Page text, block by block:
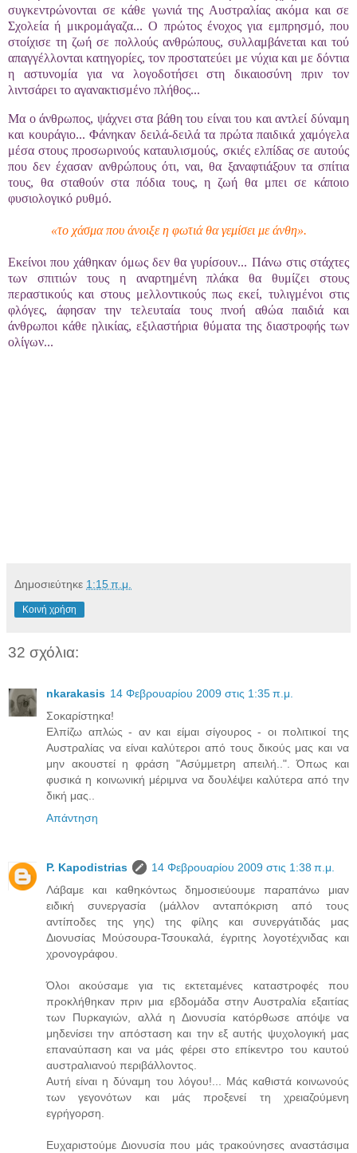
συγκεντρώνονται σε κάθε γωνιά της Αυστραλίας ακόμα και σε
Σχολεία ή μικρομάγαζα... Ο πρώτος ένοχος για εμπρησμό, που
στοίχισε τη ζωή σε πολλούς ανθρώπους, συλλαμβάνεται και τού
απαγγέλλονται κατηγορίες, τον προστατεύει με νύχια και με δόντια
η αστυνομία για να λογοδοτήσει στη δικαιοσύνη πριν τον
λιντσάρει το αγανακτισμένο πλήθος...
Μα ο άνθρωπος, ψάχνει στα βάθη του είναι του και αντλεί δύναμη
και κουράγιο... Φάνηκαν δειλά-δειλά τα πρώτα παιδικά χαμόγελα
μέσα στους προσωρινούς καταυλισμούς, σκιές ελπίδας σε αυτούς
που δεν έχασαν ανθρώπους ότι, ναι, θα ξαναφτιάξουν τα σπίτια
τους, θα σταθούν στα πόδια τους, η ζωή θα μπει σε κάποιο
φυσιολογικό ρυθμό.
«το χάσμα που άνοιξε η φωτιά θα γεμίσει με άνθη».
Εκείνοι που χάθηκαν όμως δεν θα γυρίσουν... Πάνω στις στάχτες
των σπιτιών τους η αναρτημένη πλάκα θα θυμίζει στους
περαστικούς και στους μελλοντικούς πως εκεί, τυλιγμένοι στις
φλόγες, άφησαν την τελευταία τους πνοή αθώα παιδιά και
άνθρωποι κάθε ηλικίας, εξιλαστήρια θύματα της διαστροφής των
ολίγων...
Δημοσιεύτηκε 1:15 π.μ.
Κοινή χρήση
32 σχόλια:
nkarakasis 14 Φεβρουαρίου 2009 στις 1:35 π.μ.
Σοκαρίστηκα!
Ελπίζω απλώς - αν και είμαι σίγουρος - οι πολιτικοί της
Αυστραλίας να είναι καλύτεροι από τους δικούς μας και να
μην ακουστεί η φράση "Ασύμμετρη απειλή..". Όπως και
φυσικά η κοινωνική μέριμνα να δουλέψει καλύτερα από την
δική μας..
Απάντηση
P. Kapodistrias
14 Φεβρουαρίου 2009 στις 1:38 π.μ.
Λάβαμε και καθηκόντως δημοσιεύουμε παραπάνω μιαν
ειδική συνεργασία (μάλλον ανταπόκριση από τους
αντίποδες της γης) της φίλης και συνεργάτιδάς μας
Διονυσίας Μούσουρα-Τσουκαλά, έγριτης λογοτέχνιδας και
χρονογράφου.
Όλοι ακούσαμε για τις εκτεταμένες καταστροφές που
προκλήθηκαν πριν μια εβδομάδα στην Αυστραλία εξαιτίας
των Πυρκαγιών, αλλά η Διονυσία κατόρθωσε απόψε να
μηδενίσει την απόσταση και την εξ αυτής ψυχολογική μας
επαναύπαση και να μάς φέρει στο επίκεντρο του καυτού
αυστραλιανού περιβάλλοντος.
Αυτή είναι η δύναμη του λόγου!... Μάς καθιστά κοινωνούς
των γεγονότων και μάς προξενεί τη χρειαζούμενη
εγρήγορση.
Ευχαριστούμε Διονυσία που μάς τρακούνησες αναστάσιμα